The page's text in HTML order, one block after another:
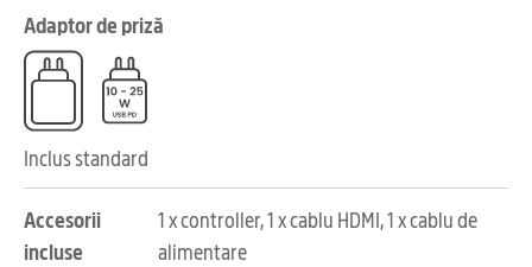
Adaptor de priză
Inclus standard
Accesorii
incluse
1 x controller, 1 x cablu HDMI, 1 x cablu de
alimentare